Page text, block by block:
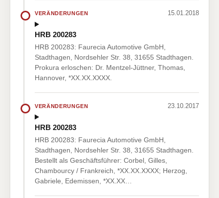
VERÄNDERUNGEN 15.01.2018
HRB 200283
HRB 200283: Faurecia Automotive GmbH,
Stadthagen, Nordsehler Str. 38, 31655 Stadthagen.
Prokura erloschen: Dr. Mentzel-Jüttner, Thomas,
Hannover, *XX.XX.XXXX.
VERÄNDERUNGEN 23.10.2017
HRB 200283
HRB 200283: Faurecia Automotive GmbH,
Stadthagen, Nordsehler Str. 38, 31655 Stadthagen.
Bestellt als Geschäftsführer: Corbel, Gilles,
Chambourcy / Frankreich, *XX.XX.XXXX; Herzog,
Gabriele, Edemissen, *XX.XX…